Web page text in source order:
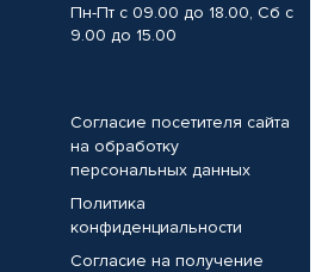
Пн-Пт с 09.00 до 18.00, Сб с
9.00 до 15.00
Согласие посетителя сайта
на обработку
персональных данных
Политика
конфиденциальности
Согласие на получение